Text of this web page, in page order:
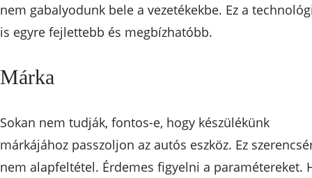
nem gabalyodunk bele a vezetékekbe. Ez a
is egyre fejlettebb és megbízhatóbb.
Márka
Sokan nem tudják, fontos-e, hogy készülékünk
márkájához passzoljon az autós eszköz. Ez
nem alapfeltétel. Érdemes figyelni a paramétereket.